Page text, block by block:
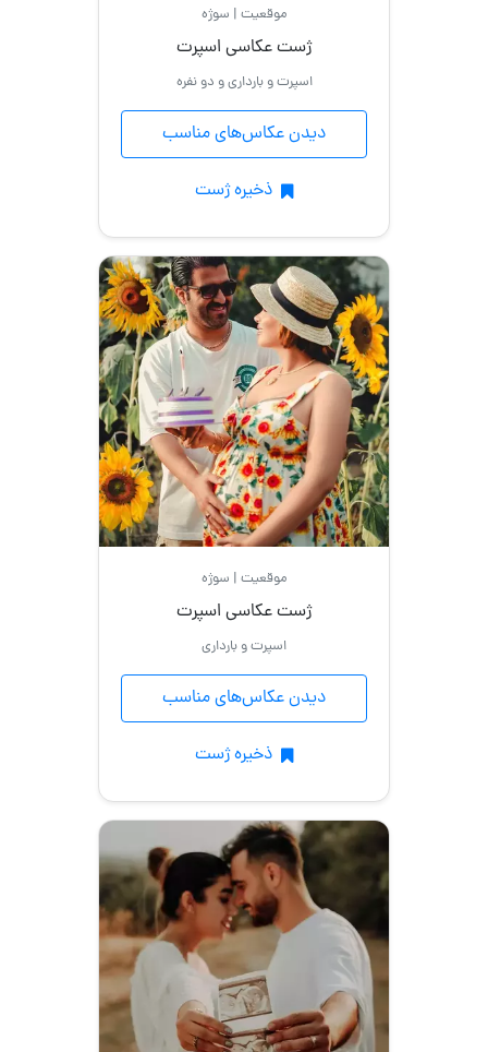
موقعیت | سوژه
ژست عکاسی اسپرت
اسپرت و بارداری و دو نفره
دیدن عکاس‌های مناسب
ذخیره ژست
موقعیت | سوژه
ژست عکاسی اسپرت
اسپرت و بارداری
دیدن عکاس‌های مناسب
ذخیره ژست